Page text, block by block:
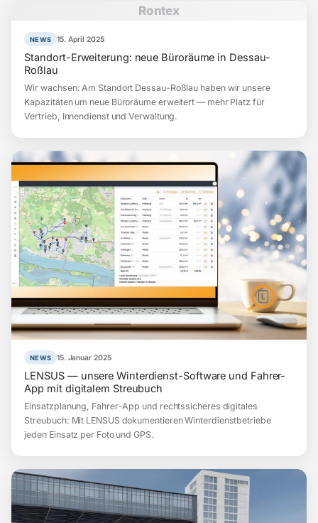
Rontex
NEWS 15. April 2025
Standort-Erweiterung: neue Büroräume in Dessau-
Roßlau
Wir wachsen: Am Standort Dessau-Roßlau haben wir unsere
Kapazitäten um neue Büroräume erweitert — mehr Platz für
Vertrieb, Innendienst und Verwaltung.
NEWS 15. Januar 2025
LENSUS — unsere Winterdienst-Software und Fahrer-
App mit digitalem Streubuch
Einsatzplanung, Fahrer-App und rechtssicheres digitales
Streubuch: Mit LENSUS dokumentieren Winterdienstbetriebe
jeden Einsatz per Foto und GPS.